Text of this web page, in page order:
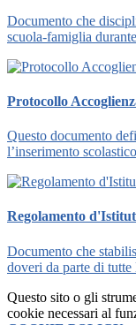
Documento che
scuola-famiglia
Protocollo
Questo documento
l’inserimento
Regolamento
Documento che
doveri da parte di tutte
Questo sito o gli
cookie necessari al